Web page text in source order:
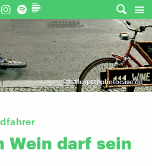
©kallejipp | photocase.de
Wein darf sein